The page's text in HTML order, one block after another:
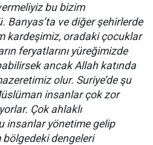
bu bizim
Banyas’ta ve diğer şehirlerde
kardeşimiz, oradaki çocuklar
feryatlarını yüreğimizde
ancak Allah katında
olur. Suriye’de şu
insanlar çok zor
Çok ahlaklı
insanlar yönetime gelip
dengeleri